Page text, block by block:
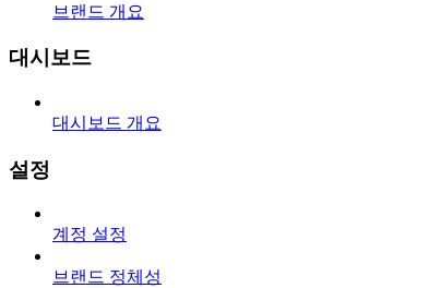
브랜드 개요
대시보드
대시보드 개요
설정
계정 설정
브랜드 정체성